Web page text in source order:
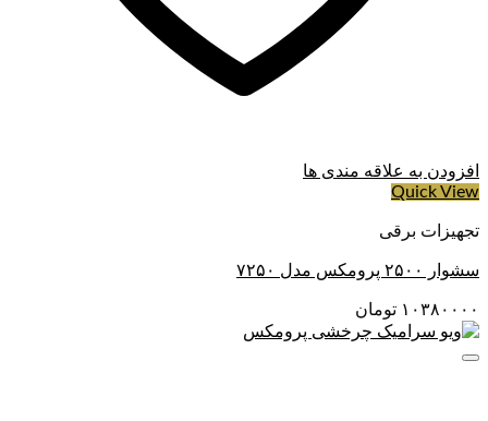
افزودن به علاقه مندی ها
Quick View
تجهیزات برقی
سشوار ۲۵۰۰ پرومکس مدل ۷۲۵۰
۱۰۳۸۰۰۰۰ تومان